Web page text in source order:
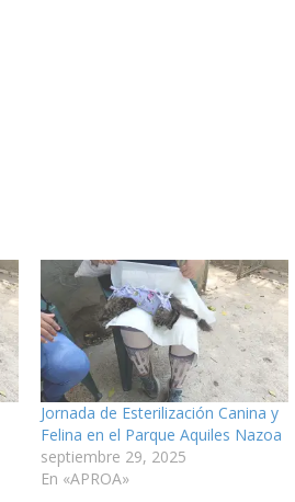
Jornada de Esterilización Canina y
Felina en el Parque Aquiles Nazoa
septiembre 29, 2025
En «APROA»